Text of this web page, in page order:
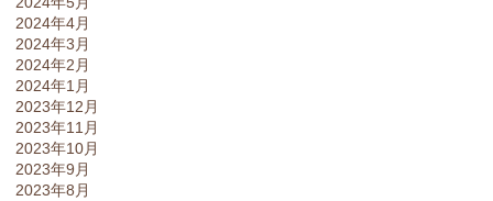
2024年4月
2024年3月
2024年2月
2024年1月
2023年12月
2023年11月
2023年10月
2023年9月
2023年8月